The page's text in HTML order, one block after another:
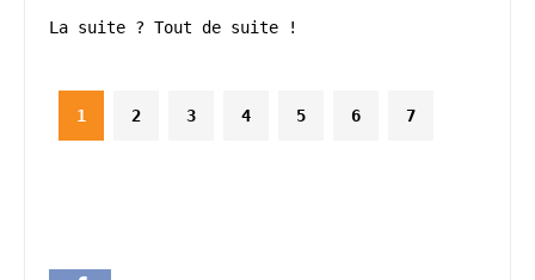
La suite ? Tout de suite !
1 2 3 4 5 6 7